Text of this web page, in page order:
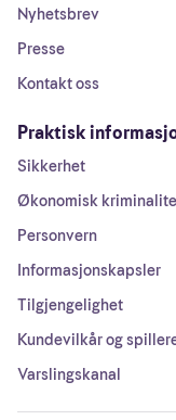
Nyhetsbrev
Presse
Kontakt oss
Praktisk
Sikkerhet
Økonomisk
Personvern
Informasjonskapsler
Tilgjengelighet
Kundevilkår og
Varslingskanal